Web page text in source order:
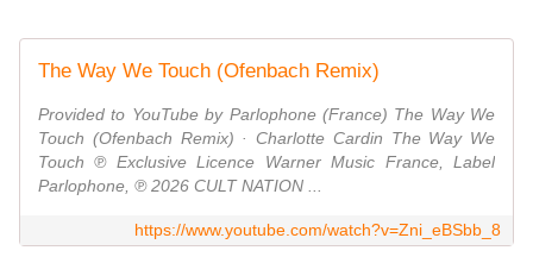
The Way We Touch (Ofenbach Remix)
Provided to YouTube by Parlophone (France) The Way We
Touch (Ofenbach Remix) · Charlotte Cardin The Way We
Touch ℗ Exclusive Licence Warner Music France, Label
Parlophone, ℗ 2026 CULT NATION ...
https://www.youtube.com/watch?v=Zni_eBSbb_8